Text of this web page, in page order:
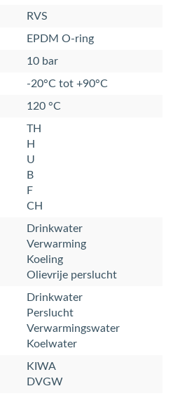
RVS
EPDM O-ring
10 bar
-20°C tot +90°C
120 °C
TH
H
U
B
F
CH
Drinkwater
Verwarming
Koeling
Olievrije perslucht
Drinkwater
Perslucht
Verwarmingswater
Koelwater
KIWA
DVGW